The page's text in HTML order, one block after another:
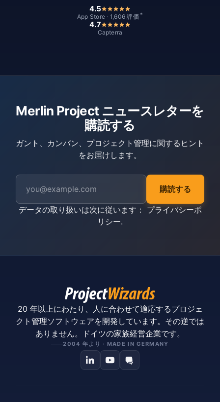
4.5
App Store · 1,606 評価 *
4.7
Capterra
Merlin Project ニュースレターを
購読する
ガント、カンバン、プロジェクト管理に関するヒント
をお届けします。
購読する
データの取り扱いは次に従います： プライバシーポ
リシー.
20 年以上にわたり、人に合わせて適応するプロジェ
クト管理ソフトウェアを開発しています。その逆では
ありません。ドイツの家族経営企業です。
2004 年より · MADE IN GERMANY